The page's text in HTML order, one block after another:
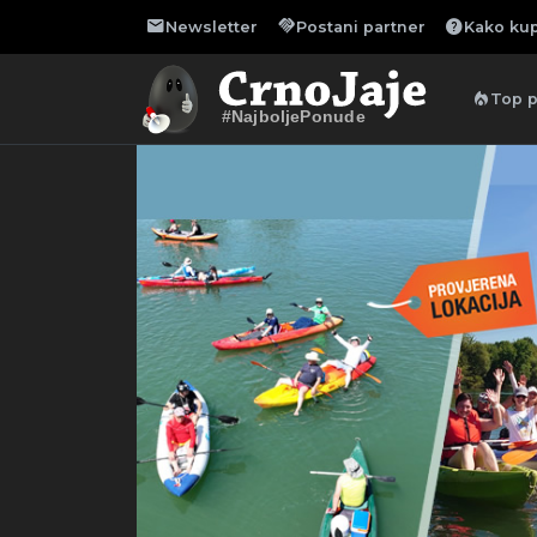
mailNewsletter handshakePostani partner helpKako
#NajboljePonude
local_fire_department Top